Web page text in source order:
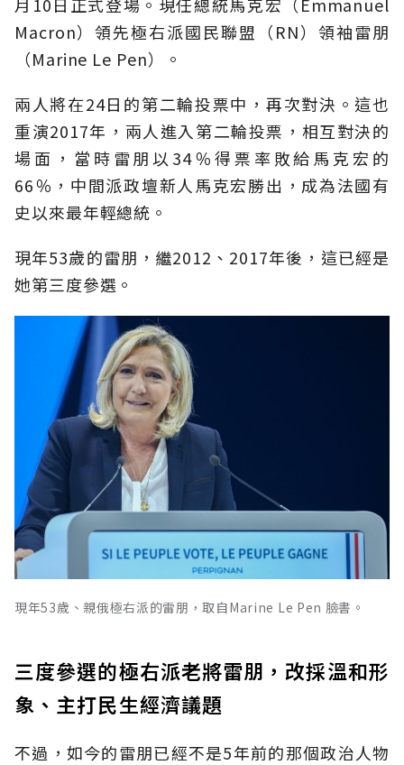
Macron）領先極右派國民聯盟（RN）領袖雷朋
（Marine Le Pen）。
兩人將在24日的第二輪投票中，再次對決。這也
重演2017年，兩人進入第二輪投票，相互對決的
場面，當時雷朋以34％得票率敗給馬克宏的
66％，中間派政壇新人馬克宏勝出，成為法國有
史以來最年輕總統。
現年53歲的雷朋，繼2012、2017年後，這已經是
她第三度參選。
現年53歲、親俄極右派的雷朋，取自Marine Le Pen 臉書。
三度參選的極右派老將雷朋，改採溫和形
象、主打民生經濟議題
不過，如今的雷朋已經不是5年前的那個政治人物